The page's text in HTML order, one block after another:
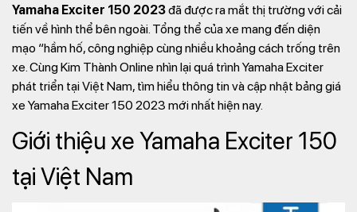
Không có sản phẩm nào trong giỏ hàng
Yamaha Exciter 150 2023đã được ra mắt thị trường với cải
tiến về hình thể bên ngoài. Tổng thể của xe mang đến diện
mạo “hầm hố, công nghiệp cùng nhiều khoảng cách trống trên
xe. Cùng Kim Thành Online nhìn lại quá trình Yamaha Exciter
phát triển tại Việt Nam, tìm hiểu thông tin và cập nhật bảng giá
xe Yamaha Exciter 150 2023 mới nhất hiện nay.
Giới thiệu xe Yamaha Exciter 150
tại Việt Nam